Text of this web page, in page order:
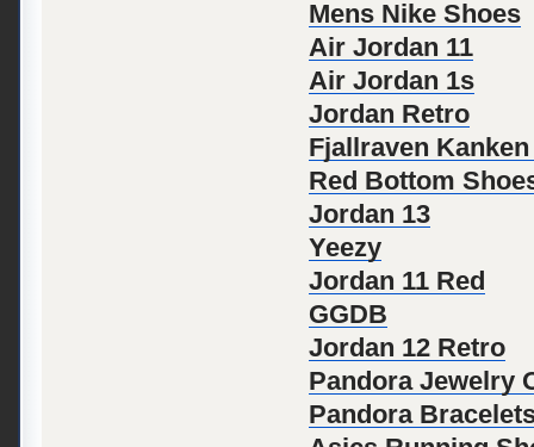
Mens Nike Shoes
Air Jordan 11
Air Jordan 1s
Jordan Retro
Fjallraven
Red Bottom
Jordan 13
Yeezy
Jordan 11 Red
GGDB
Jordan 12 Retro
Pandora Jewelry
Pandora